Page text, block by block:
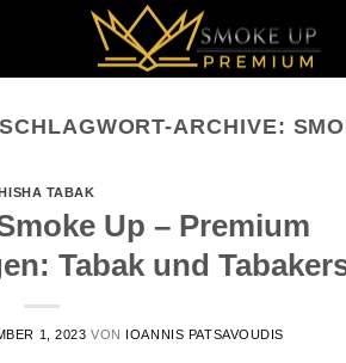
SCHLAGWORT-ARCHIVE:
TABAK
Up – Premium
Tabak und
1, 2023 VON IOANNIS PATSAVOUDIS